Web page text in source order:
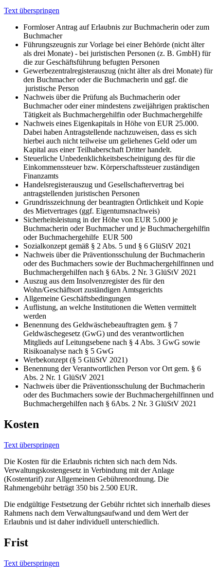
Text überspringen
Formloser Antrag auf Erlaubnis zur Buchmacherin oder zum
Buchmacher
Führungszeugnis zur Vorlage bei einer Behörde (nicht älter
als drei Monate) - bei juristischen Personen (z. B. GmbH) für
die zur Geschäftsführung befugten Personen
Gewerbezentralregisterauszug (nicht älter als drei Monate) für
den Buchmacher oder die Buchmacherin und ggf. die
juristische Person
Nachweis über die Prüfung als Buchmacherin oder
Buchmacher oder einer mindestens zweijährigen praktischen
Tätigkeit als Buchmachergehilfin oder Buchmachergehilfe
Nachweis eines Eigenkapitals in Höhe von EUR 25.000.
Dabei haben Antragstellende nachzuweisen, dass es sich
hierbei auch nicht teilweise um geliehenes Geld oder um
Kapital aus einer Teilhaberschaft Dritter handelt.
Steuerliche Unbedenklichkeitsbescheinigung des für die
Einkommenssteuer bzw. Körperschaftssteuer zuständigen
Finanzamts
Handelsregisterauszug und Gesellschaftervertrag bei
antragstellenden juristischen Personen
Grundrisszeichnung der beantragten Örtlichkeit und Kopie
des Mietvertrages (ggf. Eigentumsnachweis)
Sicherheitsleistung in der Höhe von EUR 5.000 je
Buchmacherin oder Buchmacher und je Buchmachergehilfin
oder Buchmachergehilfe EUR 500
Sozialkonzept gemäß § 2 Abs. 5 und § 6 GlüStV 2021
Nachweis über die Präventionsschulung der Buchmacherin
oder des Buchmachers sowie der Buchmachergehilfinnen und
Buchmachergehilfen nach § 6Abs. 2 Nr. 3 GlüStV 2021
Auszug aus dem Insolvenzregister des für den
Wohn/Geschäftsort zuständigen Amtsgerichts
Allgemeine Geschäftsbedingungen
Auflistung, an welche Institutionen die Wetten vermittelt
werden
Benennung des Geldwäschebeauftragten gem. § 7
Geldwäschegesetz (GwG) und des verantwortlichen
Mitglieds auf Leitungsebene nach § 4 Abs. 3 GwG sowie
Risikoanalyse nach § 5 GwG
Werbekonzept (§ 5 GlüStV 2021)
Benennung der Verantwortlichen Person vor Ort gem. § 6
Abs. 2 Nr. 1 GlüStV 2021
Nachweis über die Präventionsschulung der Buchmacherin
oder des Buchmachers sowie der Buchmachergehilfinnen und
Buchmachergehilfen nach § 6Abs. 2 Nr. 3 GlüStV 2021
Kosten
Text überspringen
Die Kosten für die Erlaubnis richten sich nach dem Nds.
Verwaltungskostengesetz in Verbindung mit der Anlage
(Kostentarif) zur Allgemeinen Gebührenordnung. Die
Rahmengebühr beträgt 350 bis 2.500 EUR.
Die endgültige Festsetzung der Gebühr richtet sich innerhalb dieses
Rahmens nach dem Verwaltungsaufwand und dem Wert der
Erlaubnis und ist daher individuell unterschiedlich.
Frist
Text überspringen